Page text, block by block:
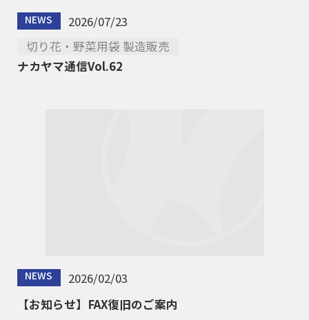
NEWS
2026/07/23
切り花・野菜用袋 製造販売
ナカヤマ通信Vol.62
NEWS
2026/02/03
【お知らせ】FAX復旧のご案内